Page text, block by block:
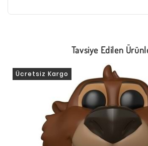
Tavsiye Edilen
Ücretsiz Kargo